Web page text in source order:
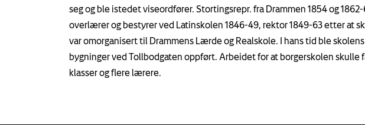
seg og ble istedet viseordfører. Stortingsrepr. fra Drammen 1854 og
overlærer og bestyrer ved Latinskolen 1846-49, rektor 1849-63 etter at
var omorganisert til Drammens Lærde og Realskole. I hans tid ble
bygninger ved Tollbodgaten oppført. Arbeidet for at borgerskolen skulle
klasser og flere lærere.